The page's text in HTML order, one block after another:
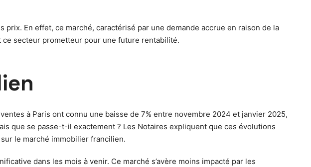
prix. En effet, ce marché, caractérisé par une demande accrue en raison de la
ce secteur prometteur pour une future rentabilité.
à Paris ont connu une baisse de 7% entre novembre 2024 et janvier 2025,
que se passe-t-il exactement ? Les Notaires expliquent que ces évolutions
le marché immobilier francilien.
dans les mois à venir. Ce marché s’avère moins impacté par les